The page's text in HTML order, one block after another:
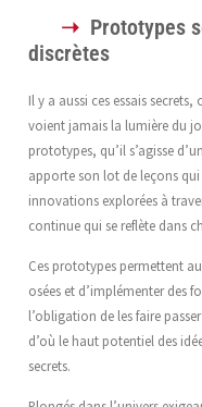
Prototypes
discrètes
Il y a aussi ces essais
voient jamais la lumière du
prototypes, qu’il s’agisse
apporte son lot de leçons qui
innovations explorées à
continue qui se reflète dans
Ces prototypes permettent
osées et d’implémenter des
l’obligation de les faire
d’où le haut potentiel des
secrets.